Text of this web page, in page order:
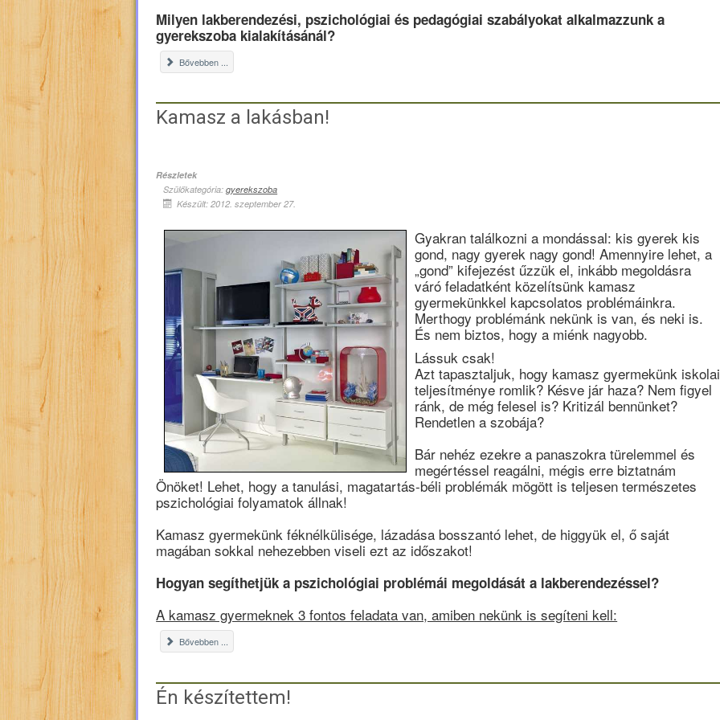
Milyen lakberendezési, pszichológiai és pedagógiai szabályokat alkalmazzunk a
gyerekszoba kialakításánál?
Bővebben ...
Kamasz a lakásban!
Részletek
Szülőkategória:gyerekszoba
Készült: 2012. szeptember 27.
Gyakran találkozni a mondással: kis gyerek kis
gond, nagy gyerek nagy gond! Amennyire lehet, a
„gond” kifejezést űzzük el, inkább megoldásra
váró feladatként közelítsünk kamasz
gyermekünkkel kapcsolatos problémáinkra.
Merthogy problémánk nekünk is van, és neki is.
És nem biztos, hogy a miénk nagyobb.
Lássuk csak!
Azt tapasztaljuk, hogy kamasz gyermekünk iskolai
teljesítménye romlik? Késve jár haza? Nem figyel
ránk, de még felesel is? Kritizál bennünket?
Rendetlen a szobája?
Bár nehéz ezekre a panaszokra türelemmel és
megértéssel reagálni, mégis erre biztatnám
Önöket! Lehet, hogy a tanulási, magatartás-béli problémák mögött is teljesen természetes
pszichológiai folyamatok állnak!
Kamasz gyermekünk féknélkülisége, lázadása bosszantó lehet, de higgyük el, ő saját
magában sokkal nehezebben viseli ezt az időszakot!
Hogyan segíthetjük a pszichológiai problémái megoldását a lakberendezéssel?
A kamasz gyermeknek 3 fontos feladata van, amiben nekünk is segíteni kell:
Bővebben ...
Én készítettem!